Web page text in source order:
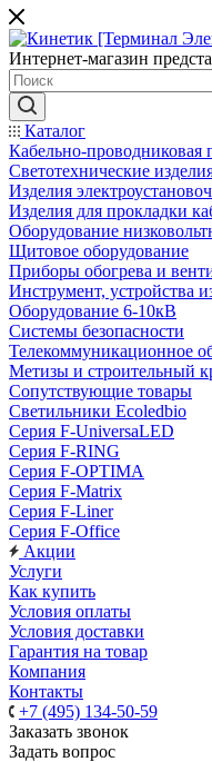
Интернет-магазин
Каталог
Кабельно-проводниковая
Светотехнические
Изделия
Изделия для прокладки
Оборудование
Щитовое оборудование
Приборы обогрева и
Инструмент, устройства
Оборудование 6-10кВ
Системы безопасности
Телекоммуникационное
Метизы и строительный
Сопутствующие товары
Светильники Ecoledbio
Серия F-UniversaLED
Серия F-RING
Серия F-OPTIMA
Серия F-Matrix
Серия F-Liner
Серия F-Office
Акции
Услуги
Как купить
Условия оплаты
Условия доставки
Гарантия на товар
Компания
Контакты
+7 (495) 134-50-59
Заказать звонок
Задать вопрос